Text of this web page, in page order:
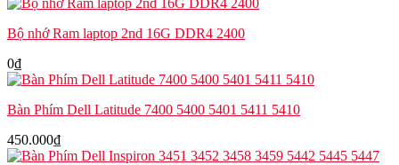
5300
2-
in-
0G74G
42Wh
số
lượng
Bộ nhớ Ram laptop 2nd 16G DDR4 2400
0₫
Bàn Phím Dell Latitude 7400 5400 5401 5411 5410
450.000₫